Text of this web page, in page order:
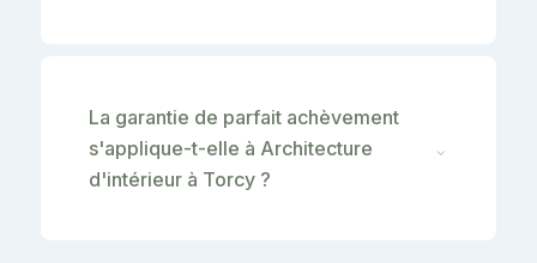
La garantie de parfait achèvement
s'applique-t-elle à Architecture
d'intérieur à Torcy ?
⌄